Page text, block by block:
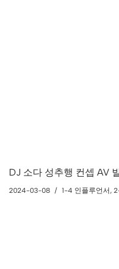
DJ 소다 성추행 컨셉 AV
2024-03-08 1-4 인플루언서,